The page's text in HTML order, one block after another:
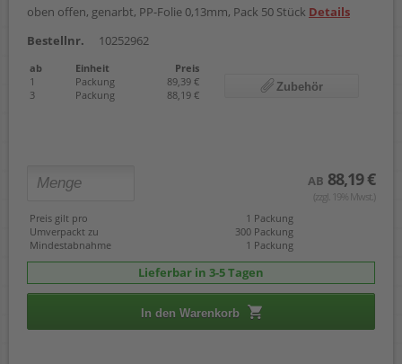
oben offen, genarbt, PP-Folie 0,13mm, Pack 50 Stück Details
Bestellnr.
10252962
ab Einheit
Preis
1
Packung
89,39 €
3
Packung 88,19 €
Zubehör
AB 88,19 €
(zzgl. 19% Mwst.)
Preis gilt pro
1 Packung
Umverpackt zu
300 Packung
Mindestabnahme
1 Packung
Lieferbar in 3-5 Tagen
In den Warenkorb